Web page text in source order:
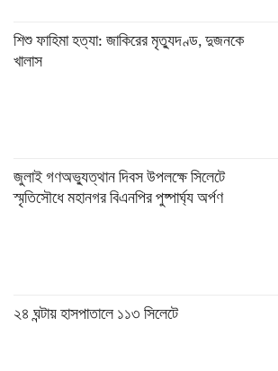
শিশু ফাহিমা হত্যা: জাকিরের মৃত্যুদণ্ড, দুজনকে
খালাস
জুলাই গণঅভ্যুত্থান দিবস উপলক্ষে সিলেটে
স্মৃতিসৌধে মহানগর বিএনপির পুষ্পার্ঘ্য অর্পণ
২৪ ঘন্টায় হাসপাতালে ১১৩ সিলেটে